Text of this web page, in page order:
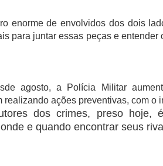
enorme de envolvidos dos dois
para juntar essas peças e entender
agosto, a Polícia Militar
ações preventivas, com o
dos crimes, preso hoje,
e quando encontrar seus